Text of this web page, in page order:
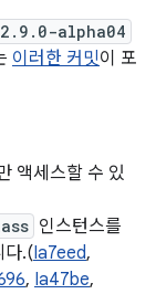
alpha04
이러한 커밋이 포
액세스할 수 있
인스턴스를
다.(Ia7eed,
, Ia47be,